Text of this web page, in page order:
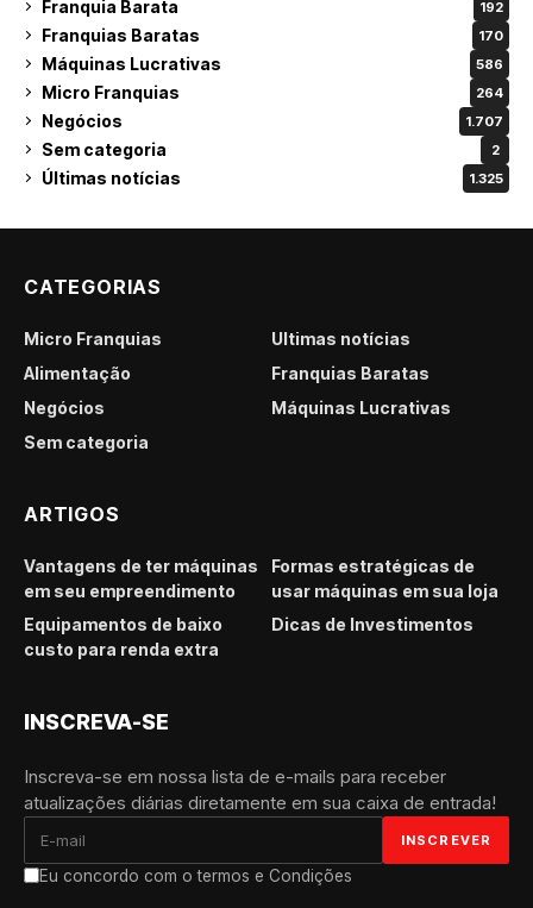
Franquia Barata 192
Franquias Baratas 170
Máquinas Lucrativas 586
Micro Franquias 264
Negócios 1.707
Sem categoria 2
Últimas notícias 1.325
CATEGORIAS
Micro Franquias
Últimas notícias
Alimentação
Franquias Baratas
Negócios
Máquinas Lucrativas
Sem categoria
ARTIGOS
Vantagens de ter máquinas
em seu empreendimento
Formas estratégicas de
usar máquinas em sua loja
Equipamentos de baixo
custo para renda extra
Dicas de Investimentos
INSCREVA-SE
Inscreva-se em nossa lista de e-mails para receber
atualizações diárias diretamente em sua caixa de entrada!
Eu concordo com o termos e Condições